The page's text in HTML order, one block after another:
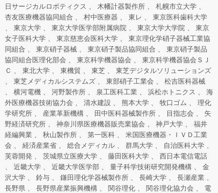
日サージカルロボティクス
木幡計器製作所
札幌市立大学
杏友医療機器協同組合
村中医療器 東レ
東京医科歯科大学
東京大学
東京大学医学部附属病院 東京大学大学院
東京
女子医科大学
東京慈恵会医科大学
東京理化学硝子器械工業協
同組合
東京硝子器械 東京硝子製品協同組合
東京硝子製品
協同組合医理化部会
東京科学機器協会
東京科学機器協会ＳＪ
Ｃ
東北大学 東機貿 東芝
東芝デジタルソリューションズ
東芝メディカルシステムズ
東部硝子工業会
松吉医科器械
横河電機
河野製作所 泉工医科工業 浜松ホトニクス
海
外医療機器技術協力会
清水建設 熊本大学 牧口ゴム
理化
学研究所
産業革新機構 田中医科器械製作所 目指志会
矢
野経済研究所
神奈川県医療機器販売業協会 神戸大学
福井
経編興業
秋山製作所 第一医科
米国医療機器・ＩＶＤ工業
会
経済産業省 総合メディカル 群馬大学
自治医科大学
芙蓉開発
茨城県立医療大学 藤田医科大学
西日本電信電話
近畿大学
近畿大学医学部 量子科学技術研究開発機構
金
沢大学
鈴与 鎌田理化学器械製作所 長崎大学
長瀬産業
長野県
長野県産業振興機構 関谷理化 関谷理化協力会 電